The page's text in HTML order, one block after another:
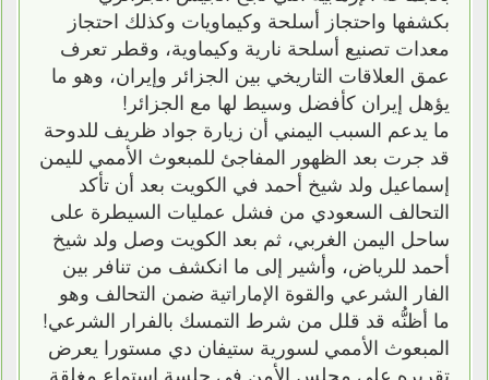
بكشفها واحتجاز أسلحة وكيماويات وكذلك احتجاز
معدات تصنيع أسلحة نارية وكيماوية، وقطر تعرف
عمق العلاقات التاريخي بين الجزائر وإيران، وهو ما
يؤهل إيران كأفضل وسيط لها مع الجزائر!
ما يدعم السبب اليمني أن زيارة جواد ظريف للدوحة
قد جرت بعد الظهور المفاجئ للمبعوث الأممي لليمن
إسماعيل ولد شيخ أحمد في الكويت بعد أن تأكد
التحالف السعودي من فشل عمليات السيطرة على
ساحل اليمن الغربي، ثم بعد الكويت وصل ولد شيخ
أحمد للرياض، وأشير إلى ما انكشف من تنافر بين
الفار الشرعي والقوة الإماراتية ضمن التحالف وهو
ما أظنُّه قد قلل من شرط التمسك بالفرار الشرعي!
المبعوث الأممي لسورية ستيفان دي مستورا يعرض
تقريره على مجلس الأمن في جلسة استماع مغلقة